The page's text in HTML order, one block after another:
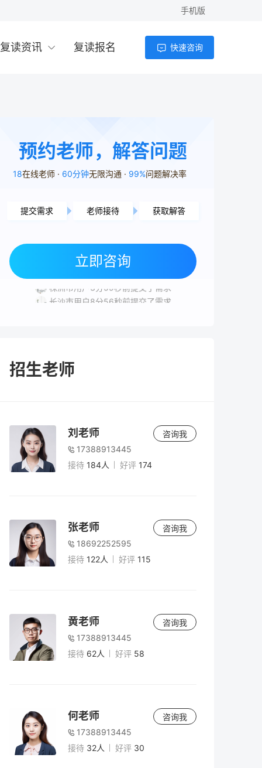
手机版
复读资讯 复读报名 快速咨询
预约老师，解答问题
18在线老师 60分钟无限沟通 99%问题解决率
提交需求 老师接待 获取解答
立即咨询
株洲市用户7分43秒前提交了需求
长沙市用户7分38秒前提交了需求
株洲市用户3分59秒前提交了需求
长沙市用户8分56秒前提交了需求
招生老师
刘老师
17388913445
接待 184人 好评 174
咨询我
张老师
18692252595
接待 122人 好评 115
咨询我
黄老师
17388913445
接待 62人 好评 58
咨询我
何老师
17388913445
接待 32人 好评 30
咨询我